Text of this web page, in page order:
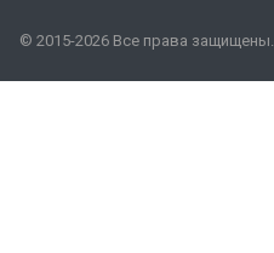
© 2015-2026 Все права защищены.